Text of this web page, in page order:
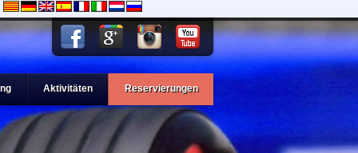
Aktivitäten Reservierungen